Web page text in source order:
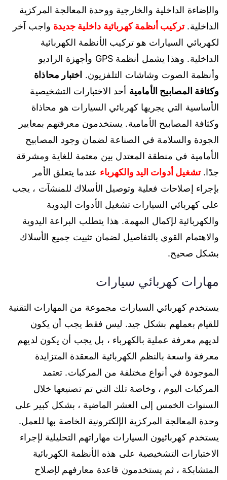
والإضاءة الداخلية والخارجية ووحدة المعالجة المركزية
الداخلية.تركيب أنظمة كهربائية داخلية جديدة واجب آخر
لكهربائي السيارات هو تركيب الأنظمة الكهربائية
الداخلية. وهذا يشمل أنظمة GPS وأجهزة الراديو
وأنظمة الصوت وشاشات التلفزيون. اختبار محاذاة
وكثافة المصابيح الأمامية أحد الاختبارات التشخيصية
الأساسية التي يجريها كهربائي السيارات هو محاذاة
وكثافة المصابيح الأمامية. يستخدمون معرفتهم بمعايير
الجودة والسلامة في الصناعة لضمان وجود المصابيح
الأمامية في منطقة المعتدل بين معتمة للغاية ومشرقة
جدًا.تشغيل أدوات اليد والكهرباء عندما يتعلق الأمر
بإجراء إصلاحات فعلية وتوصيل الأسلاك للمنشآت ، يجب
على كهربائي السيارات تشغيل الأدوات اليدوية
والكهربائية لإكمال المهمة. هذا يتطلب البراعة اليدوية
والاهتمام القوي بالتفاصيل لضمان تثبيت جميع الأسلاك
بشكل صحيح.
مهارات كهربائي سيارات
يستخدم كهربائي السيارات مجموعة من المهارات التقنية
للقيام بعملهم بشكل جيد. ليس فقط يجب أن يكون
لديهم معرفة عملية بالكهرباء ، بل يجب أن يكون لديهم
معرفة واسعة بالنظم الكهربائية المعقدة المتزايدة
الموجودة في أنواع مختلفة من المركبات. تعتمد
المركبات اليوم ، وخاصة تلك التي تم تصنيعها خلال
السنوات الخمس إلى العشر الماضية ، بشكل كبير على
وحدة المعالجة المركزية الإلكترونية الخاصة بها للعمل.
يستخدم كهربائيون السيارات مهاراتهم التحليلية لإجراء
الاختبارات التشخيصية على هذه الأنظمة الكهربائية
المتشابكة ، ثم يستخدمون قاعدة معارفهم لإصلاح